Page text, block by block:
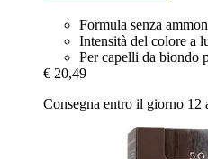
Formula senza
Intensità del colore a
Per capelli da biondo
€ 20,49
Consegna entro il giorno 12